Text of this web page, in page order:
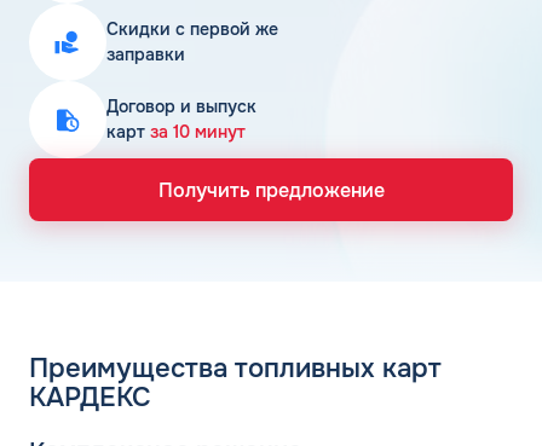
Скидки с первой же
заправки
Договор и выпуск
карт за 10 минут
Получить предложение
Преимущества топливных карт
КАРДЕКС